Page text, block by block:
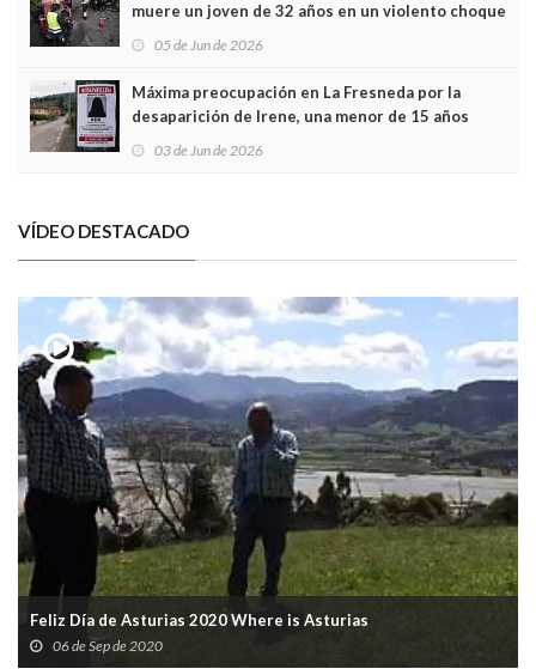
muere un joven de 32 años en un violento choque
frontal
05 de Jun de 2026
Máxima preocupación en La Fresneda por la
desaparición de Irene, una menor de 15 años
03 de Jun de 2026
VÍDEO DESTACADO
Feliz Día de Asturias 2020 Where is Asturias
06 de Sep de 2020